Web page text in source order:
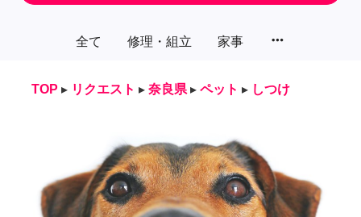
全て 修理・組立 家事 more_horiz
TOP ▸ リクエスト ▸ 奈良県 ▸ ペット ▸ しつけ